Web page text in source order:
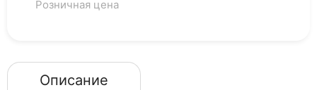
Розничная цена
Описание